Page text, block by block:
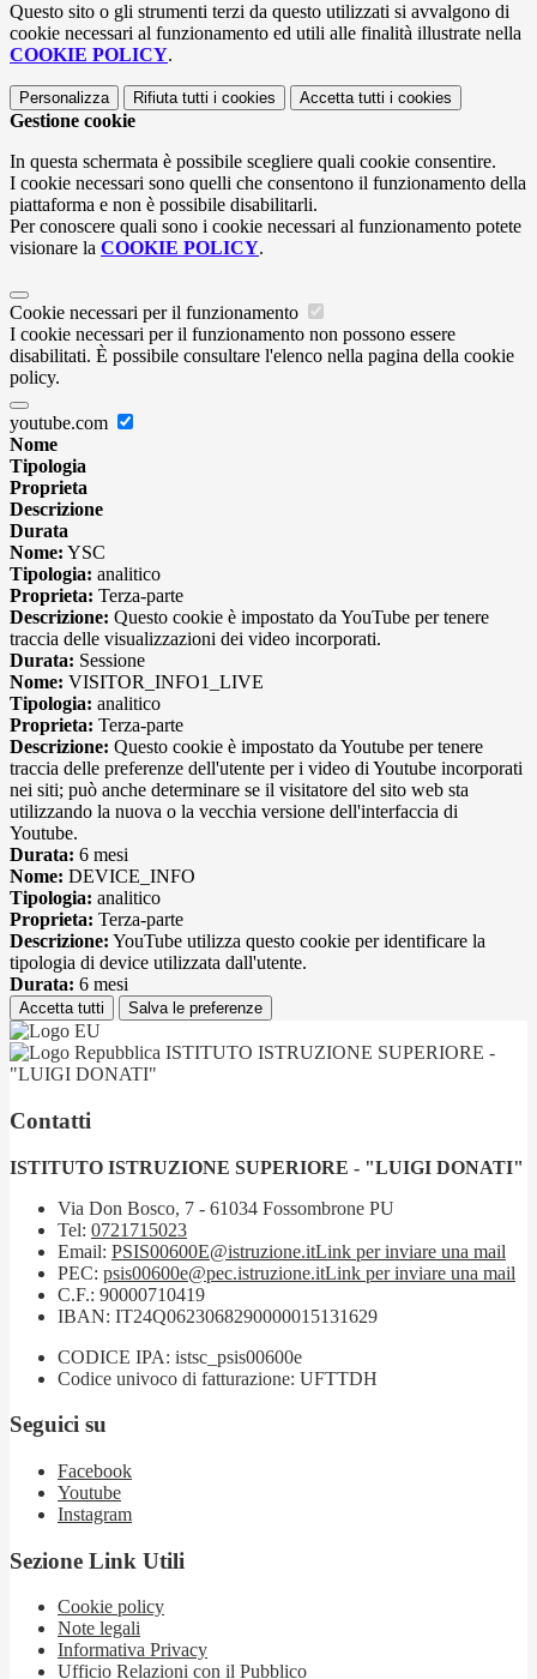
Questo sito o gli strumenti terzi da questo utilizzati si avvalgono di
cookie necessari al funzionamento ed utili alle finalità illustrate nella
COOKIE POLICY.
Personalizza Rifiuta tutti i cookies Accetta tutti i cookies
Gestione cookie
In questa schermata è possibile scegliere quali cookie consentire.
I cookie necessari sono quelli che consentono il funzionamento della
piattaforma e non è possibile disabilitarli.
Per conoscere quali sono i cookie necessari al funzionamento potete
visionare la COOKIE POLICY.
Cookie necessari per il funzionamento
I cookie necessari per il funzionamento non possono essere
disabilitati. È possibile consultare l'elenco nella pagina della cookie
policy.
youtube.com
Nome
Tipologia
Proprieta
Descrizione
Durata
Nome: YSC
Tipologia: analitico
Proprieta: Terza-parte
Descrizione: Questo cookie è impostato da YouTube per tenere
traccia delle visualizzazioni dei video incorporati.
Durata: Sessione
Nome: VISITOR_INFO1_LIVE
Tipologia: analitico
Proprieta: Terza-parte
Descrizione: Questo cookie è impostato da Youtube per tenere
traccia delle preferenze dell'utente per i video di Youtube incorporati
nei siti; può anche determinare se il visitatore del sito web sta
utilizzando la nuova o la vecchia versione dell'interfaccia di
Youtube.
Durata: 6 mesi
Nome: DEVICE_INFO
Tipologia: analitico
Proprieta: Terza-parte
Descrizione: YouTube utilizza questo cookie per identificare la
tipologia di device utilizzata dall'utente.
Durata: 6 mesi
Accetta tutti Salva le preferenze
ISTITUTO ISTRUZIONE SUPERIORE -
"LUIGI DONATI"
Contatti
ISTITUTO ISTRUZIONE SUPERIORE - "LUIGI DONATI"
Via Don Bosco, 7 - 61034 Fossombrone PU
Tel: 0721715023
Email: PSIS00600E@istruzione.itLink per inviare una mail
PEC: psis00600e@pec.istruzione.itLink per inviare una mail
C.F.: 90000710419
IBAN: IT24Q0623068290000015131629
CODICE IPA: istsc_psis00600e
Codice univoco di fatturazione: UFTTDH
Seguici su
Facebook
Youtube
Instagram
Sezione Link Utili
Cookie policy
Note legali
Informativa Privacy
Ufficio Relazioni con il Pubblico